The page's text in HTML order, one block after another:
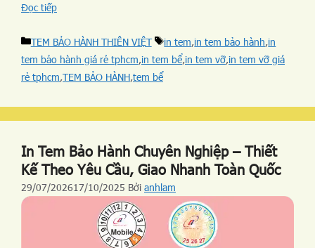
Đọc tiếp
TEM BẢO HÀNH THIÊN VIỆT in tem,in tem bảo hành,in
tem bảo hành giá rẻ tphcm,in tem bể,in tem vỡ,in tem vỡ giá
rẻ tphcm,TEM BẢO HÀNH,tem bể
In Tem Bảo Hành Chuyên Nghiệp – Thiết
Kế Theo Yêu Cầu, Giao Nhanh Toàn Quốc
29/07/202617/10/2025 Bởi anhlam